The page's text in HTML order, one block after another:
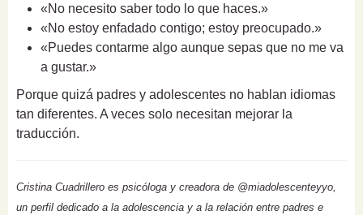
«No necesito saber todo lo que haces.»
«No estoy enfadado contigo; estoy preocupado.»
«Puedes contarme algo aunque sepas que no me va
a gustar.»
Porque quizá padres y adolescentes no hablan idiomas
tan diferentes. A veces solo necesitan mejorar la
traducción.
Cristina Cuadrillero es psicóloga y creadora de @miadolescenteyyo,
un perfil dedicado a la adolescencia y a la relación entre padres e